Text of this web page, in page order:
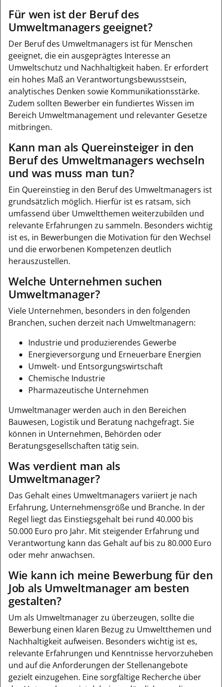
Für wen ist der Beruf des
Umweltmanagers geeignet?
Der Beruf des Umweltmanagers ist für Menschen
geeignet, die ein ausgeprägtes Interesse an
Umweltschutz und Nachhaltigkeit haben. Er erfordert
ein hohes Maß an Verantwortungsbewusstsein,
analytisches Denken sowie Kommunikationsstärke.
Zudem sollten Bewerber ein fundiertes Wissen im
Bereich Umweltmanagement und relevanter Gesetze
mitbringen.
Kann man als Quereinsteiger in den
Beruf des Umweltmanagers wechseln
und was muss man tun?
Ein Quereinstieg in den Beruf des Umweltmanagers ist
grundsätzlich möglich. Hierfür ist es ratsam, sich
umfassend über Umweltthemen weiterzubilden und
relevante Erfahrungen zu sammeln. Besonders wichtig
ist es, in Bewerbungen die Motivation für den Wechsel
und die erworbenen Kompetenzen deutlich
herauszustellen.
Welche Unternehmen suchen
Umweltmanager?
Viele Unternehmen, besonders in den folgenden
Branchen, suchen derzeit nach Umweltmanagern:
Industrie und produzierendes Gewerbe
Energieversorgung und Erneuerbare Energien
Umwelt- und Entsorgungswirtschaft
Chemische Industrie
Pharmazeutische Unternehmen
Umweltmanager werden auch in den Bereichen
Bauwesen, Logistik und Beratung nachgefragt. Sie
können in Unternehmen, Behörden oder
Beratungsgesellschaften tätig sein.
Was verdient man als
Umweltmanager?
Das Gehalt eines Umweltmanagers variiert je nach
Erfahrung, Unternehmensgröße und Branche. In der
Regel liegt das Einstiegsgehalt bei rund 40.000 bis
50.000 Euro pro Jahr. Mit steigender Erfahrung und
Verantwortung kann das Gehalt auf bis zu 80.000 Euro
oder mehr anwachsen.
Wie kann ich meine Bewerbung für den
Job als Umweltmanager am besten
gestalten?
Um als Umweltmanager zu überzeugen, sollte die
Bewerbung einen klaren Bezug zu Umweltthemen und
Nachhaltigkeit aufweisen. Besonders wichtig ist es,
relevante Erfahrungen und Kenntnisse hervorzuheben
und auf die Anforderungen der Stellenangebote
gezielt einzugehen. Eine sorgfältige Recherche über